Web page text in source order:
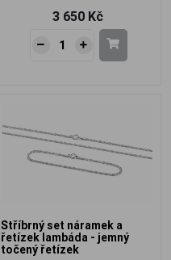
3 650 Kč
Stříbrný set náramek a
řetízek lambáda - jemný
točený řetízek